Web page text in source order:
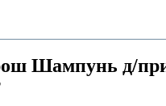
Шампунь д/